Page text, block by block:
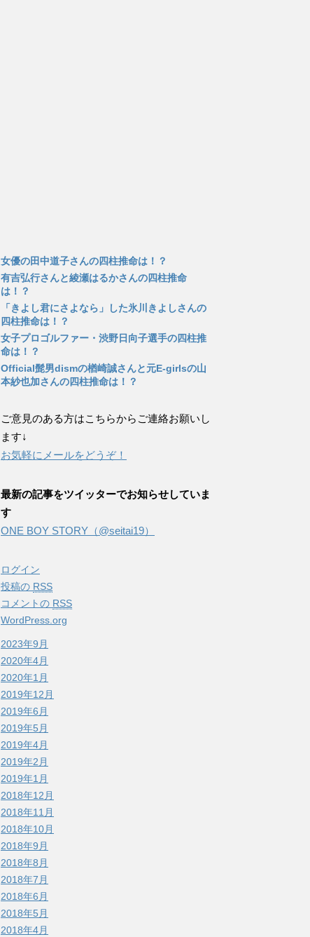
女優の田中道子さんの四柱推命は！？
有吉弘行さんと綾瀬はるかさんの四柱推命
は！？
「きよし君にさよなら」した氷川きよしさんの
四柱推命は！？
女子プロゴルファー・渋野日向子選手の四柱推
命は！？
Official髭男dismの楢崎誠さんと元E-girlsの山
本紗也加さんの四柱推命は！？
ご意見のある方はこちらからご連絡お願いし
ます↓
お気軽にメールをどうぞ！
最新の記事をツイッターでお知らせしていま
す
ONE BOY STORY（@seitai19）
ログイン
投稿の RSS
コメントの RSS
WordPress.org
2023年9月
2020年4月
2020年1月
2019年12月
2019年6月
2019年5月
2019年4月
2019年2月
2019年1月
2018年12月
2018年11月
2018年10月
2018年9月
2018年8月
2018年7月
2018年6月
2018年5月
2018年4月